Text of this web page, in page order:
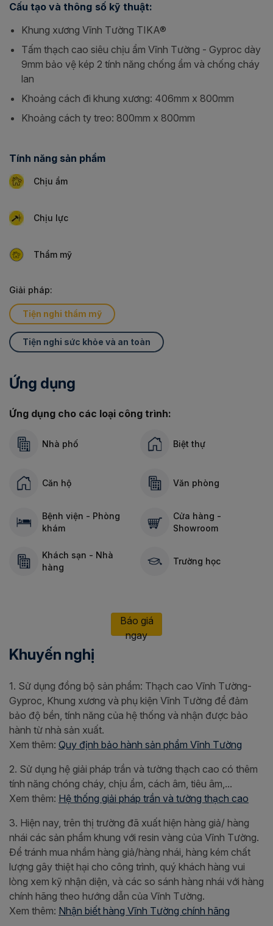
Cấu tạo và thông số kỹ thuật:
Khung xương Vĩnh Tường TIKA®
Tấm thạch cao siêu chịu ẩm Vĩnh Tường - Gyproc dày
9mm bảo vệ kép 2 tính năng chống ẩm và chống cháy
lan
Khoảng cách đi khung xương: 406mm x 800mm
Khoảng cách ty treo: 800mm x 800mm
Tính năng sản phẩm
Chịu ẩm
Chịu lực
Thẩm mỹ
Giải pháp:
Tiện nghi thẩm mỹ
Tiện nghi sức khỏe và an toàn
Ứng dụng
Ứng dụng cho các loại công trình:
Nhà phố Biệt thự
Căn hộ Văn phòng
Bệnh viện - Phòng
khám
Cửa hàng -
Showroom
Khách sạn - Nhà
hàng
Trường học
Báo giá
ngay
Khuyến nghị
1. Sử dụng đồng bộ sản phẩm: Thạch cao Vĩnh Tường-
Gyproc, Khung xương và phụ kiện Vĩnh Tường để đảm
bảo độ bền, tính năng của hệ thống và nhận được bảo
hành từ nhà sản xuất.
Xem thêm: Quy định bảo hành sản phẩm Vĩnh Tường
2. Sử dụng hệ giải pháp trần và tường thạch cao có thêm
tính năng chóng cháy, chịu ẩm, cách âm, tiêu âm,...
Xem thêm: Hệ thống giải pháp trần và tường thạch cao
3. Hiện nay, trên thị trường đã xuất hiện hàng giả/ hàng
nhái các sản phẩm khung với resin vàng của Vĩnh Tường.
Để tránh mua nhầm hàng giả/hàng nhái, hàng kém chất
lượng gây thiệt hại cho công trình, quý khách hàng vui
lòng xem kỹ nhận diện, và các so sánh hàng nhái với hàng
chính hãng theo hướng dẫn của Vĩnh Tường.
Xem thêm: Nhận biết hàng Vĩnh Tường chính hãng